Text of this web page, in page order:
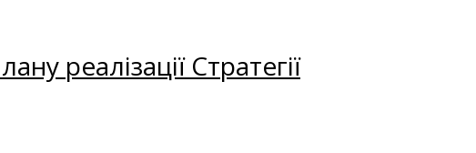
реалізації Стратегії